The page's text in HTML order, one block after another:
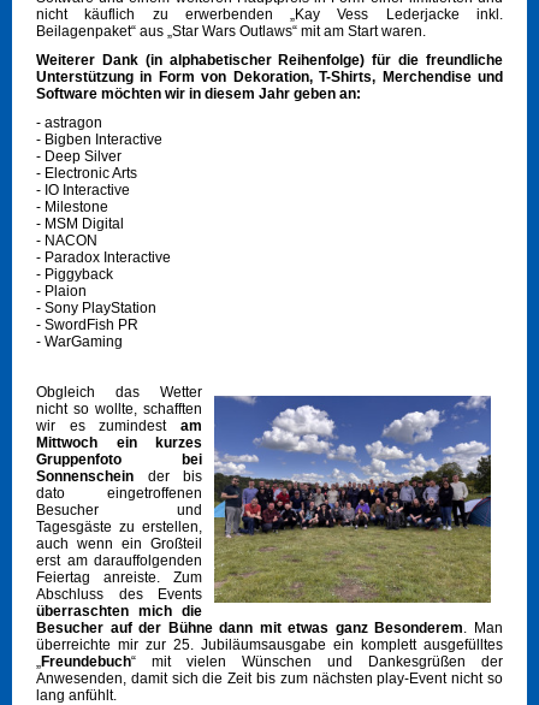
nicht käuflich zu erwerbenden „Kay Vess Lederjacke inkl.
Beilagenpaket“ aus „Star Wars Outlaws“ mit am Start waren.
Weiterer Dank (in alphabetischer Reihenfolge) für die freundliche
Unterstützung in Form von Dekoration, T-Shirts, Merchendise und
Software möchten wir in diesem Jahr geben an:
- astragon
- Bigben Interactive
- Deep Silver
- Electronic Arts
- IO Interactive
- Milestone
- MSM Digital
- NACON
- Paradox Interactive
- Piggyback
- Plaion
- Sony PlayStation
- SwordFish PR
- WarGaming
Obgleich das Wetter
nicht so wollte, schafften
wir es zumindest am
Mittwoch ein kurzes
Gruppenfoto bei
Sonnenschein der bis
dato eingetroffenen
Besucher und
Tagesgäste zu erstellen,
auch wenn ein Großteil
erst am darauffolgenden
Feiertag anreiste. Zum
Abschluss des Events
überraschten mich die
Besucher auf der Bühne dann mit etwas ganz Besonderem
. Man
überreichte mir zur 25. Jubiläumsausgabe ein komplett ausgefülltes
Freundebuch“ mit vielen Wünschen und Dankesgrüßen der
Anwesenden, damit sich die Zeit bis zum nächsten play-Event nicht so
lang anfühlt.